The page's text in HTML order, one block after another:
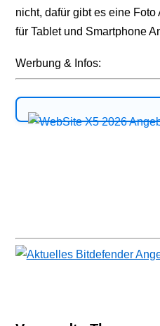
nicht, dafür gibt es eine
für Tablet und Smartphone
Werbung & Infos: